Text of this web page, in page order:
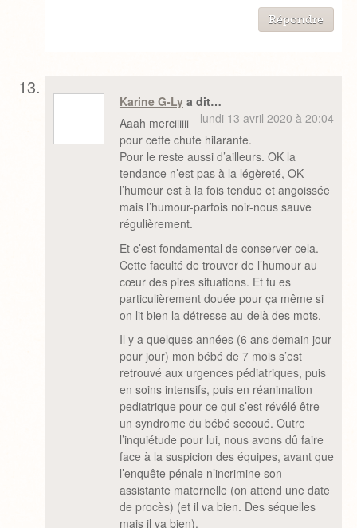
Répondre
Karine G-Lya dit…
lundi 13 avril 2020 à 20:04
Aaah merciiiiii
pour cette chute hilarante.
Pour le reste aussi d’ailleurs. OK la
tendance n’est pas à la légèreté, OK
l’humeur est à la fois tendue et angoissée
mais l’humour-parfois noir-nous sauve
régulièrement.
Et c’est fondamental de conserver cela.
Cette faculté de trouver de l’humour au
cœur des pires situations. Et tu es
particulièrement douée pour ça même si
on lit bien la détresse au-delà des mots.
Il y a quelques années (6 ans demain jour
pour jour) mon bébé de 7 mois s’est
retrouvé aux urgences pédiatriques, puis
en soins intensifs, puis en réanimation
pediatrique pour ce qui s’est révélé être
un syndrome du bébé secoué. Outre
l’inquiétude pour lui, nous avons dû faire
face à la suspicion des équipes, avant que
l’enquête pénale n’incrimine son
assistante maternelle (on attend une date
de procès) (et il va bien. Des séquelles
mais il va bien).